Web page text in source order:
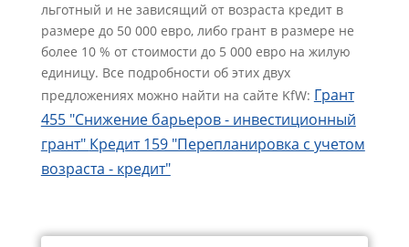
льготный и не зависящий от возраста кредит в
размере до 50 000 евро, либо грант в размере не
более 10 % от стоимости до 5 000 евро на жилую
единицу. Все подробности об этих двух
предложениях можно найти на сайте KfW: Грант
455 "Снижение барьеров - инвестиционный
грант" Кредит 159 "Перепланировка с учетом
возраста - кредит"